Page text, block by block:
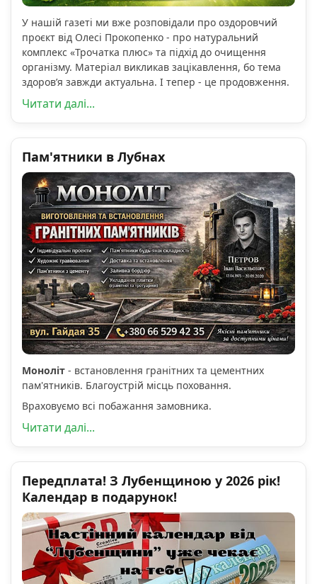
У нашій газеті ми вже розповідали про оздоровчий
проєкт від Олесі Прокопенко - про натуральний
комплекс «Трочатка плюс» та підхід до очищення
організму. Матеріал викликав зацікавлення, бо тема
здоров’я завжди актуальна. І тепер - це продовження.
Читати далі...
Пам'ятники в Лубнах
Моноліт - встановлення гранітних та цементних
пам'ятників. Благоустрій місць поховання.
Враховуємо всі побажання замовника.
Читати далі...
Передплата! З Лубенщиною у 2026 рік!
Календар в подарунок!